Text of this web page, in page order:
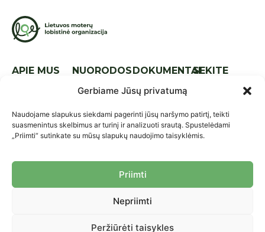
Gerbiame Jūsų privatumą
Naudojame slapukus siekdami pagerinti jūsų naršymo patirtį, teikti
suasmenintus skelbimus ar turinį ir analizuoti srautą. Spustelėdami
„Priimti“ sutinkate su mūsų slapukų naudojimo taisyklėmis.
Priimti
Nepriimti
Peržiūrėti taisykles
APIE MUS
Strategija
Ataskaitos
Įstatai
NUORODOS
Parama
DOKUMENTAI
lyg.
Nacionalinis
lyg.
priemonės
SEKITE